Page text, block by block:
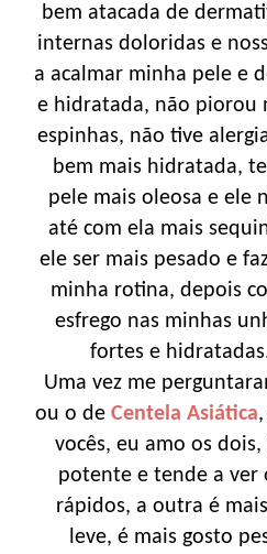
bem atacada de
internas doloridas e
a acalmar minha pele e
e hidratada, não piorou
espinhas, não tive
bem mais hidratada,
pele mais oleosa e ele
até com ela mais
ele ser mais pesado e
minha rotina, depois
esfrego nas minhas
fortes e
Uma vez me
ou o de Centela Asiática
vocês, eu amo os
potente e tende a ver
rápidos, a outra é
leve, é mais gosto